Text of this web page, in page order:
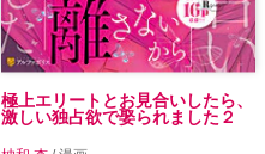
極上エリートとお見合いしたら、
激しい独占欲で娶られました２